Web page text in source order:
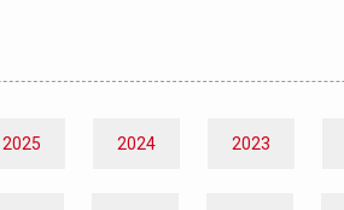
2025 2024 2023